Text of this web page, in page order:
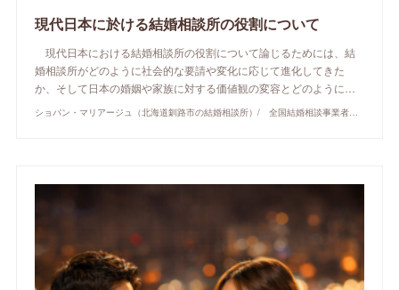
現代日本に於ける結婚相談所の役割について
現代日本における結婚相談所の役割について論じるためには、結
婚相談所がどのように社会的な要請や変化に応じて進化してきた
か、そして日本の婚姻や家族に対する価値観の変容とどのように…
ショパン・マリアージュ（北海道釧路市の結婚相談所）/ 全国結婚相談事業者連盟正規加盟店 / cherry-piano.com